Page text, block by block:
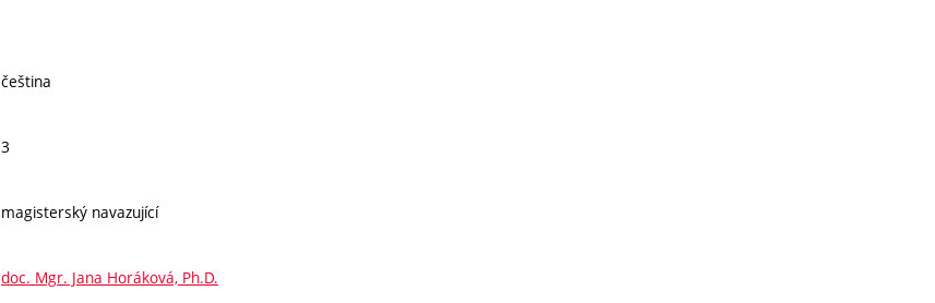
čeština
3
magisterský navazující
doc. Mgr. Jana Horáková, Ph.D.